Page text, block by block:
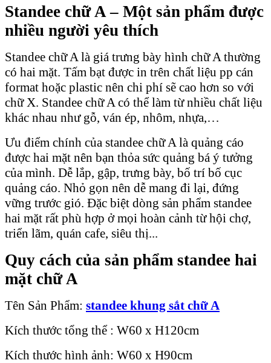
Standee chữ A – Một sản phẩm được
nhiều người yêu thích
Standee chữ A là giá trưng bày hình chữ A thường
có hai mặt. Tấm bạt được in trên chất liệu pp cán
format hoặc plastic nên chi phí sẽ cao hơn so với
chữ X. Standee chữ A có thể làm từ nhiều chất liệu
khác nhau như gỗ, ván ép, nhôm, nhựa,…
Ưu điểm chính của standee chữ A là quảng cáo
được hai mặt nên bạn thỏa sức quảng bá ý tưởng
của mình. Dễ lắp, gập, trưng bày, bố trí bố cục
quảng cáo. Nhỏ gọn nên dễ mang đi lại, đứng
vững trước gió. Đặc biệt dòng sản phẩm standee
hai mặt rất phù hợp ở mọi hoàn cảnh từ hội chợ,
triển lãm, quán cafe, siêu thị...
Quy cách của sản phẩm standee hai
mặt chữ A
Tên Sản Phẩm: standee khung sắt chữ A
Kích thước tổng thể : W60 x H120cm
Kích thước hình ảnh: W60 x H90cm